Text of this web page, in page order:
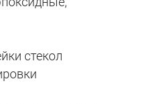
стекол